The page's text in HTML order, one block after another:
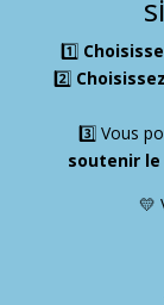
1️⃣
2️⃣
3️⃣ Vous
soutenir
💛